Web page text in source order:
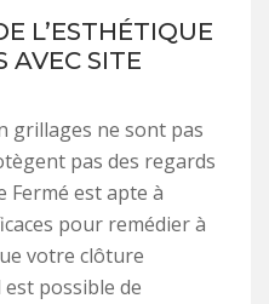
L’ESTHÉTIQUE
AVEC SITE
grillages ne sont pas
pas des regards
Fermé est apte à
pour remédier à
votre clôture
possible de